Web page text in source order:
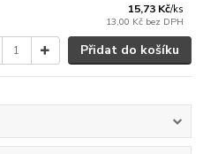
15,73 Kč/ks
13,00 Kč bez DPH
Přidat do košíku